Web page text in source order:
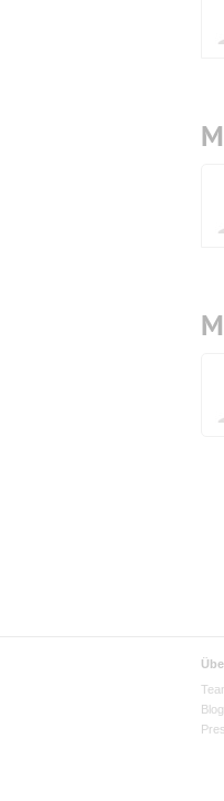
Blog